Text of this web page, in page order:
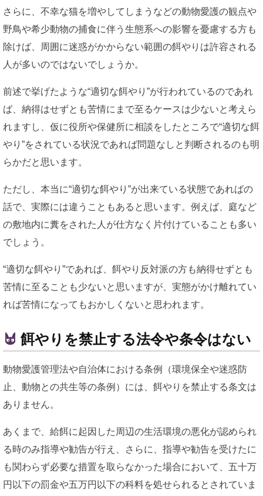
さらに、不幸な猫を増やしてしまうなどの動物愛護の観点や
野鳥や希少動物の捕食に伴う生態系への影響を憂慮する方も
除けば、周囲に迷惑がかからない範囲の餌やりは許容される
人が多いのではないでしょうか。
前述で挙げたような“適切な餌やり”が行われているのであれ
ば、納得はせずとも苦情にまで至るケースは少ないと考えら
れますし、仮に役所や保健所に相談をしたところで“適切な餌
やり”をされている状況であれば問題なしと判断されるのも明
らかだと思います。
ただし、本当に“適切な餌やり”が出来ている状態であればの
話で、実際には違うこともあると思います。例えば、庭など
の敷地内に糞をされた人が仕方なく片付けていることも多い
でしょう。
“適切な餌やり”であれば、餌やり反対派の方も納得せずとも
苦情に至ることも少ないと思いますが、実態がかけ離れてい
れば苦情になってもおかしくないと思われます。
餌やりを禁止する法令や条令はない
動物愛護管理法や自治体における条例（環境保全や迷惑防
止、動物との共生等の条例）には、餌やりを禁止する条文は
ありません。
あくまで、給餌に起因した周辺の生活環境の悪化が認められ
る時のみ指導や勧告が行え、さらに、指導や勧告を受けたに
も関わらず必要な措置を取らなかった場合において、五十万
円以下の罰金や五万円以下の科料を処せられるとされていま